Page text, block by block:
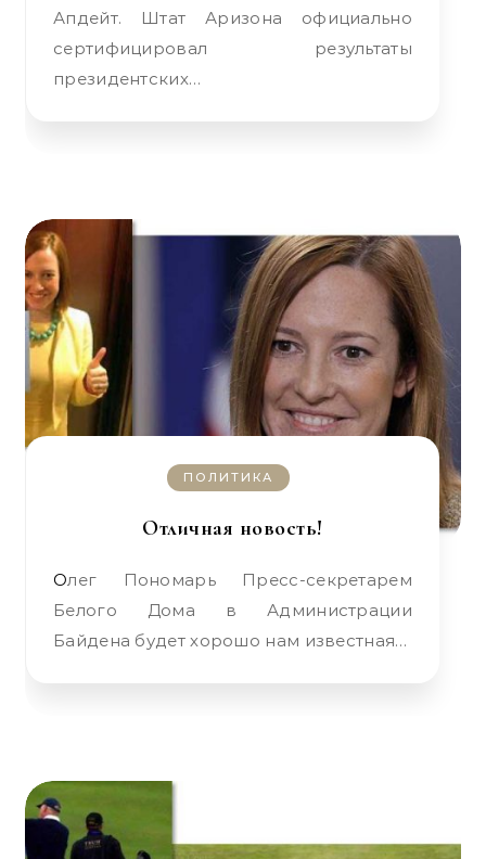
Апдейт. Штат Аризона официально
сертифицировал результаты
президентских…
ПОЛИТИКА
Отличная новость!
Олег Пономарь Пресс-секретарем
Белого Дома в Администрации
Байдена будет хорошо нам известная…